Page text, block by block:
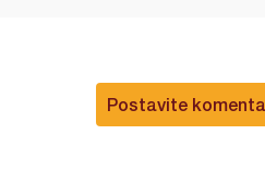
Postavite